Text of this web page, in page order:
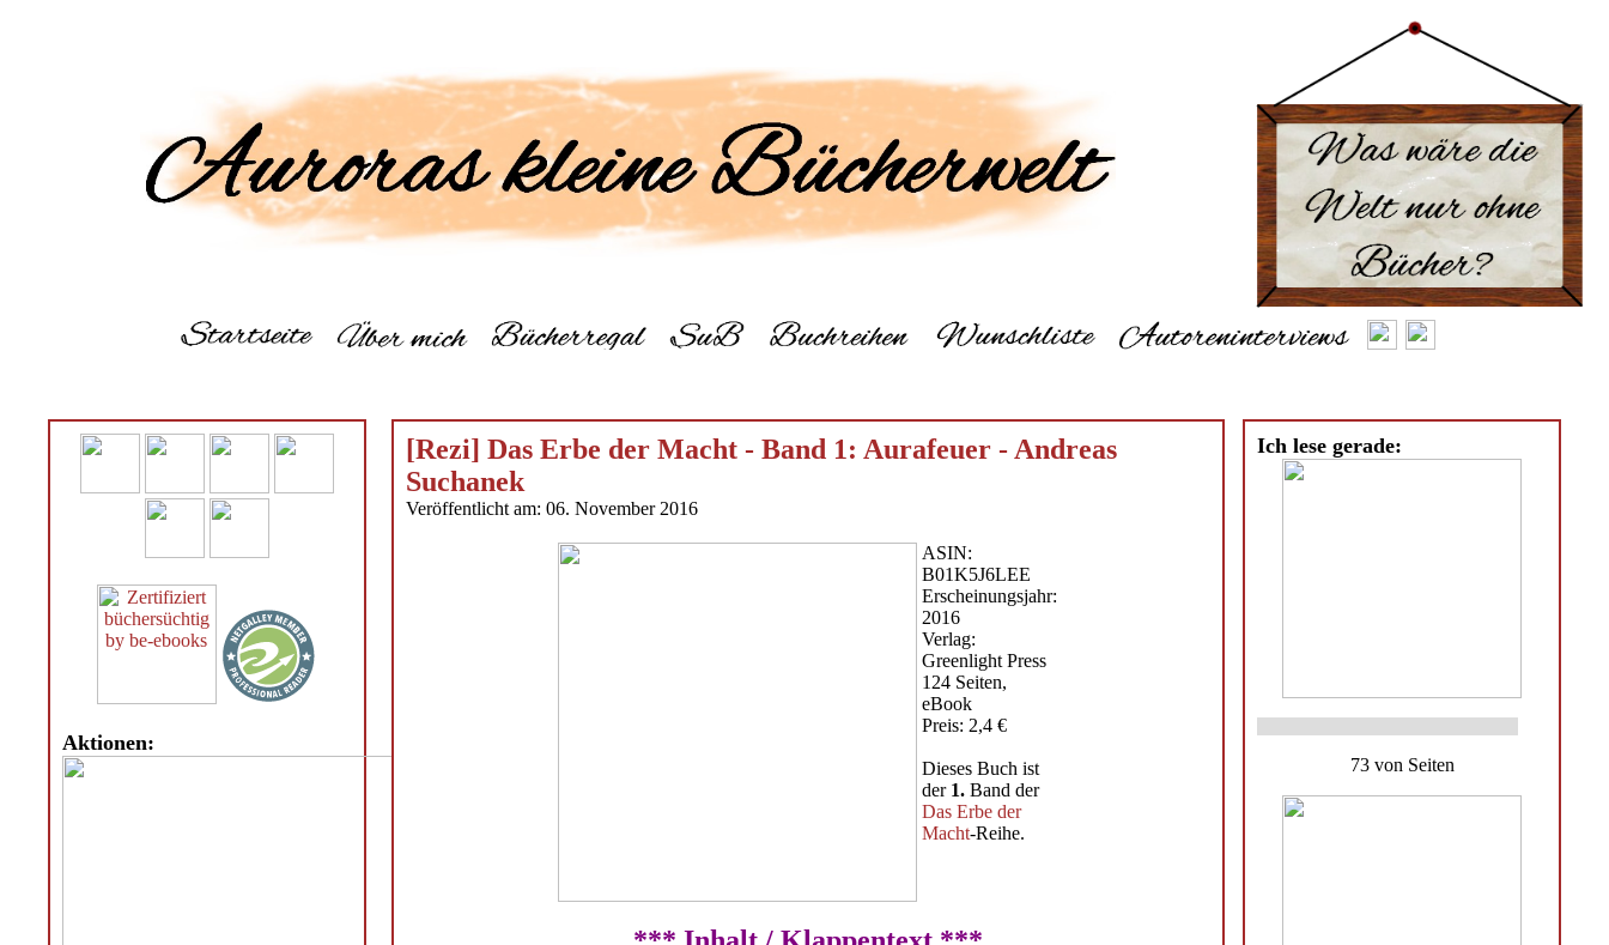
Aktionen:
[Rezi] Das Erbe der Macht - Band 1: Aurafeuer - Andreas
Suchanek
Veröffentlicht am: 06. November 2016
ASIN:
B01K5J6LEE
Erscheinungsjahr:
2016
Verlag:
Greenlight Press
124 Seiten,
eBook
Preis: 2,4 €
Dieses Buch ist
der 1. Band der
Das Erbe der
Macht-Reihe.
Ich lese gerade:
73 von Seiten